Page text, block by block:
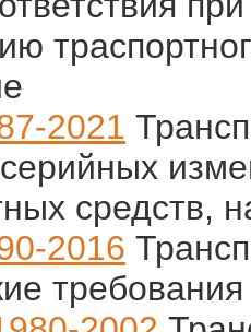
2021
средств,
2016
требования